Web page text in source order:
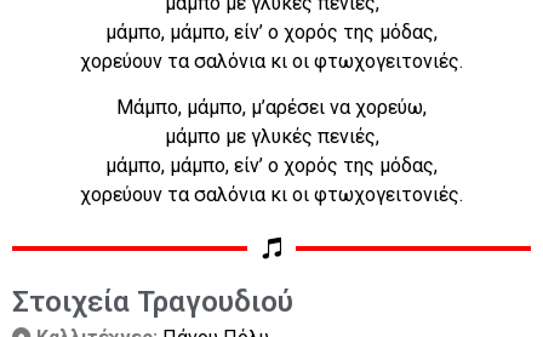
μάμπο, μάμπο, είν’ ο χορός της μόδας,
χορεύουν τα σαλόνια κι οι φτωχογειτονιές.
Μάμπο, μάμπο, μ’αρέσει να χορεύω,
μάμπο με γλυκές πενιές,
μάμπο, μάμπο, είν’ ο χορός της μόδας,
χορεύουν τα σαλόνια κι οι φτωχογειτονιές.
Στοιχεία Τραγουδιού